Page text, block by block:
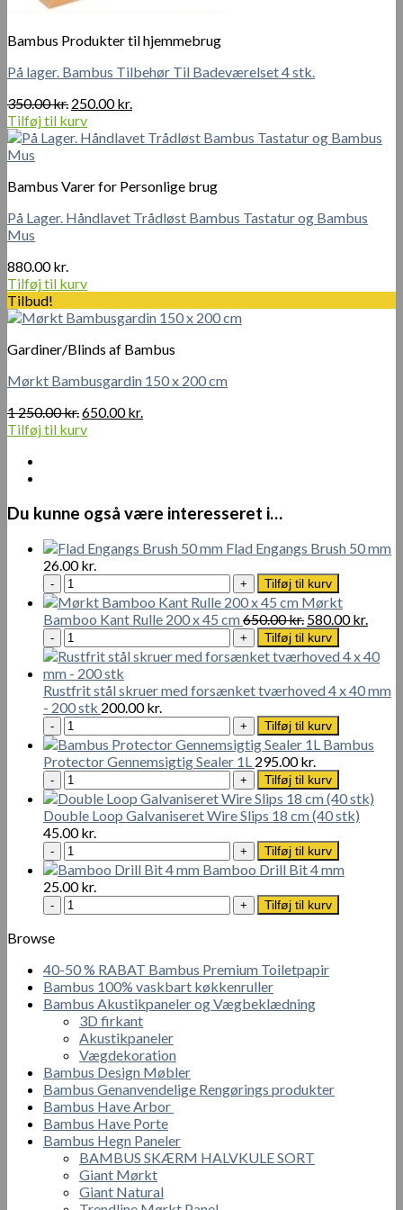
Bambus Produkter til hjemmebrug
På lager. Bambus Tilbehør Til Badeværelset 4 stk.
350.00kr. Den
oprindelige
pris
250.00kr.
pris
Tilføj til kurv
Bambus Varer for Personlige brug
På Lager. Håndlavet Trådløst Bambus Tastatur og Bambus
Mus
880.00kr.
Tilføj til kurv
Tilbud!
Gardiner/Blinds af Bambus
Mørkt Bambusgardin 150 x 200 cm
1 250.00kr.Den
oprindelige
650.00kr.
Tilføj til kurv
Du kunne også være interesseret i…
Flad Engangs Brush 50 mm
26.00kr.
Flad
Engangs
Brush
50
mm
antal
Tilføj til kurv
Mørkt
Bamboo Kant Rulle 200 x 45 cm650.00kr. Den
oprindelige
pris
650.00 kr..
580.00kr.
pris
Mørkt
Bamboo
Kant
Rulle
200
x
45
cm
antal
Tilføj til kurv
Rustfrit stål skruer med forsænket tværhoved 4 x 40 mm
- 200 stk 200.00kr.
Rustfrit
stål
skruer
med
forsænket
tværhoved
4
x
40
mm
-
200
Tilføj til kurv
Bambus
Protector Gennemsigtig Sealer 1L 295.00kr.
Bambus
Protector
Gennemsigtig
Sealer
1L
antal
Tilføj til kurv
Double Loop Galvaniseret Wire Slips 18 cm (40 stk)
45.00kr.
Double
Loop
Galvaniseret
Wire
Slips
(40
stk)
antal
Tilføj til kurv
Bamboo Drill Bit 4 mm
25.00kr.
Bamboo
Drill
mm
antal
Tilføj til kurv
Browse
40-50 % RABAT Bambus Premium Toiletpapir
Bambus 100% vaskbart køkkenruller
Bambus Akustikpaneler og Vægbeklædning
3D firkant
Akustikpaneler
Vægdekoration
Bambus Design Møbler
Bambus Genanvendelige Rengørings produkter
Bambus Have Arbor
Bambus Have Porte
Bambus Hegn Paneler
BAMBUS SKÆRM HALVKULE SORT
Giant Mørkt
Giant Natural